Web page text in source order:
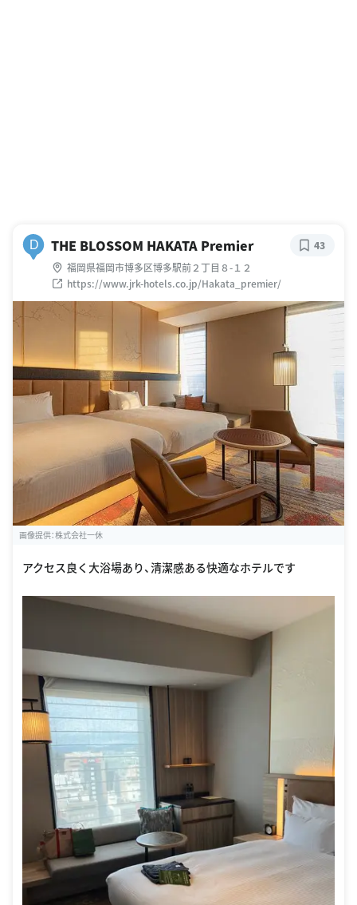
D THE BLOSSOM HAKATA Premier
福岡県福岡市博多区博多駅前２丁目８-１２
https://www.jrk-hotels.co.jp/Hakata_premier/
43
画像提供：株式会社一休
アクセス良く大浴場あり、清潔感ある快適なホテルです